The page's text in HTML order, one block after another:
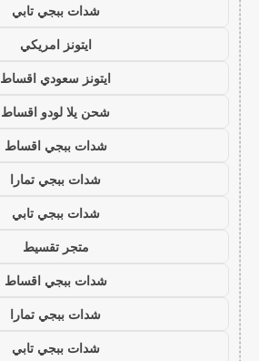
شدات ببجي تابي
ايتونز امريكي
ايتونز سعودي اقساط
شحن يلا لودو اقساط
شدات ببجي اقساط
شدات ببجي تمارا
شدات ببجي تابي
متجر تقسيط
شدات ببجي اقساط
شدات ببجي تمارا
شدات ببجي تابي